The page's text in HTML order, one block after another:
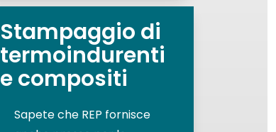
Stampaggio di
termoindurenti
e compositi
Sapete che REP fornisce